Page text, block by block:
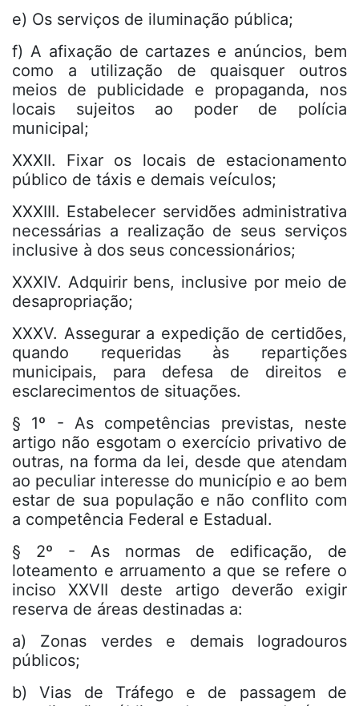
e) Os serviços de iluminação pública;
f) A afixação de cartazes e anúncios, bem
como a utilização de quaisquer outros
meios de publicidade e propaganda, nos
locais sujeitos ao poder de polícia
municipal;
XXXII. Fixar os locais de estacionamento
público de táxis e demais veículos;
XXXIII. Estabelecer servidões administrativa
necessárias a realização de seus serviços
inclusive à dos seus concessionários;
XXXIV. Adquirir bens, inclusive por meio de
desapropriação;
XXXV. Assegurar a expedição de certidões,
quando requeridas às repartições
municipais, para defesa de direitos e
esclarecimentos de situações.
§ 1º - As competências previstas, neste
artigo não esgotam o exercício privativo de
outras, na forma da lei, desde que atendam
ao peculiar interesse do município e ao bem
estar de sua população e não conflito com
a competência Federal e Estadual.
§ 2º - As normas de edificação, de
loteamento e arruamento a que se refere o
inciso XXVII deste artigo deverão exigir
reserva de áreas destinadas a:
a) Zonas verdes e demais logradouros
públicos;
b) Vias de Tráfego e de passagem de